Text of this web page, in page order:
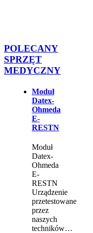
POLECANY
SPRZĘT
MEDYCZNY
Moduł
Datex-
Ohmeda
E-
RESTN
Moduł
Datex-
Ohmeda
E-
RESTN
Urządzenie
przetestowane
przez
naszych
techników…